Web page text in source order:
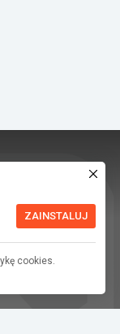
ZAINSTALUJ
cookies.
i